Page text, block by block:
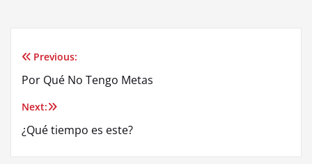
Post
navigation
Previous:
Por Qué No Tengo Metas
Next:
¿Qué tiempo es este?